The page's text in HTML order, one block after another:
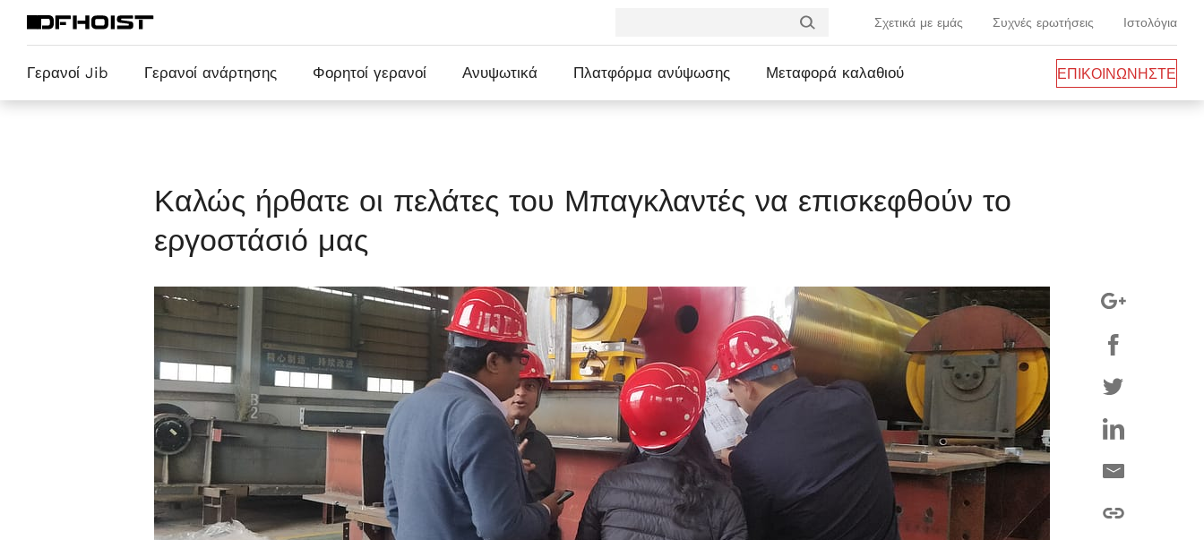
Σχετικά με εμάς Συχνές ερωτήσεις Ιστολόγια
Γερανοί Jib Γερανοί ανάρτησης Φορητοί γερανοί Ανυψωτικά Πλατφόρμα ανύψωσης Μεταφορά καλαθιού
ΕΠΙΚΟΙΝΩΝΗΣΤΕ
ΜΑΖΙ ΜΑΣ
Καλώς ήρθατε οι πελάτες του Μπαγκλαντές να επισκεφθούν το
εργοστάσιό μας